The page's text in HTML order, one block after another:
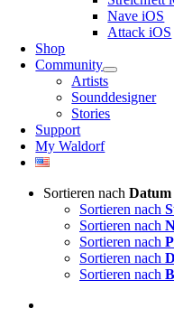
Nave iOS
Attack iOS
Shop
Community
Artists
Sounddesigner
Stories
Support
My Waldorf
Sortieren nach Datum
Sortieren nach
Sortieren nach
Sortieren nach
Sortieren nach
Sortieren nach